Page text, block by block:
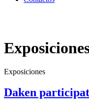
Exposiciones
Daken